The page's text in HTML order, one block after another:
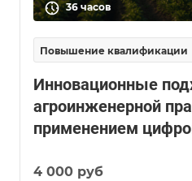
36 часов
Повышение квалификации
Инновационные
агроинженерной
применением
4 000 руб